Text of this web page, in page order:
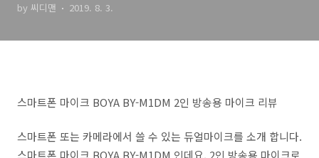
by 씨디맨 2019. 8. 3.
스마트폰 마이크 BOYA BY-M1DM 2인 방송용 마이크 리뷰
스마트폰 또는 카메라에서 쓸 수 있는 듀얼마이크를 소개 합니다.
스마트폰 마이크 BOYA BY-M1DM 인데요. 2인 방송용 마이크로